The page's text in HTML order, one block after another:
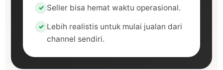
Seller bisa hemat waktu operasional.
Lebih realistis untuk mulai jualan dari
channel sendiri.